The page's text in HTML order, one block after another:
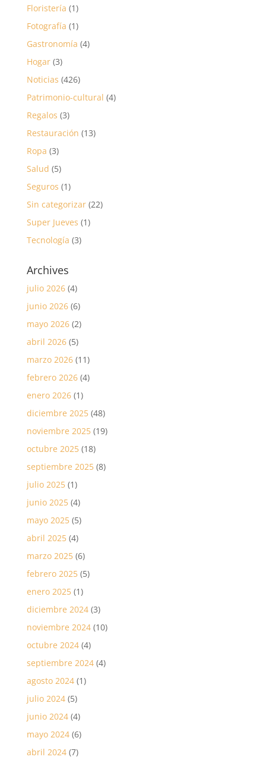
Floristería (1)
Fotografía (1)
Gastronomía (4)
Hogar(3)
Noticias (426)
Patrimonio-cultural (4)
Regalos (3)
Restauración (13)
Ropa (3)
Salud (5)
Seguros (1)
Sin categorizar(22)
Super Jueves (1)
Tecnología (3)
Archives
julio 2026(4)
junio 2026(6)
mayo 2026(2)
abril 2026(5)
marzo 2026(11)
febrero 2026(4)
enero 2026(1)
diciembre 2025(48)
noviembre 2025(19)
octubre 2025(18)
septiembre 2025(8)
julio 2025(1)
junio 2025(4)
mayo 2025(5)
abril 2025(4)
marzo 2025(6)
febrero 2025(5)
enero 2025(1)
diciembre 2024(3)
noviembre 2024(10)
octubre 2024(4)
septiembre 2024(4)
agosto 2024(1)
julio 2024(5)
junio 2024(4)
mayo 2024(6)
abril 2024(7)